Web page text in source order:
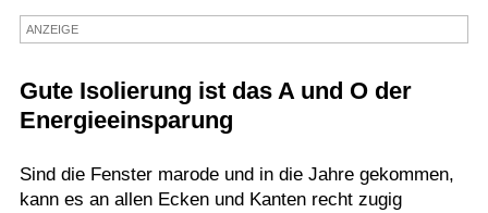
ANZEIGE
Gute Isolierung ist das A und O der
Energieeinsparung
Sind die Fenster marode und in die Jahre gekommen,
kann es an allen Ecken und Kanten recht zugig